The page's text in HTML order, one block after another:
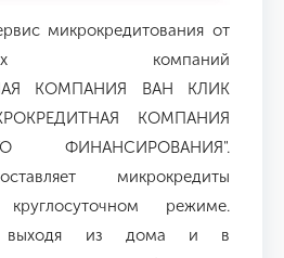
микрокредитования от
компаний
КОМПАНИЯ ВАН КЛИК
КОМПАНИЯ
ФИНАНСИРОВАНИЯ".
микрокредиты
режиме.
выходя из дома и в